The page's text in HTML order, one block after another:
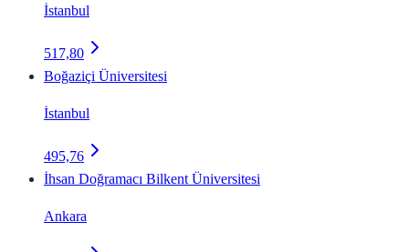
İstanbul
517,80
Boğaziçi Üniversitesi
İstanbul
495,76
İhsan Doğramacı Bilkent Üniversitesi
Ankara